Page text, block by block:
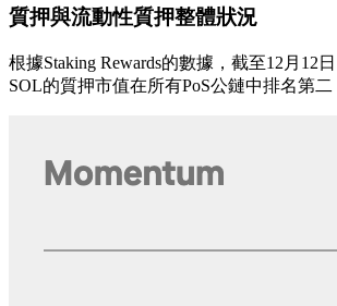
質押與流動性質押整體狀況
根據Staking Rewards的數據，截至12月12
SOL的質押市值在所有PoS公鏈中排名第